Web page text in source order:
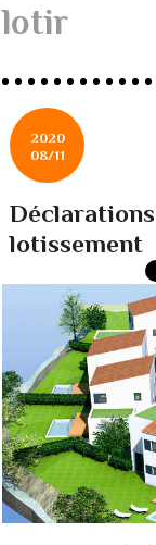
lotir
2020
08/11
lotissement